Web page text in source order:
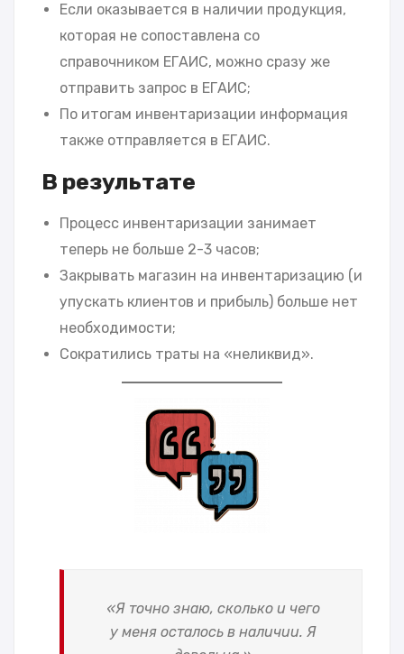
Если оказывается в наличии продукция,
которая не сопоставлена со
справочником ЕГАИС, можно сразу же
отправить запрос в ЕГАИС;
По итогам инвентаризации информация
также отправляется в ЕГАИС.
В результате
Процесс инвентаризации занимает
теперь не больше 2-3 часов;
Закрывать магазин на инвентаризацию (и
упускать клиентов и прибыль) больше нет
необходимости;
Сократились траты на «неликвид».
«Я точно знаю, сколько и чего
у меня осталось в наличии. Я